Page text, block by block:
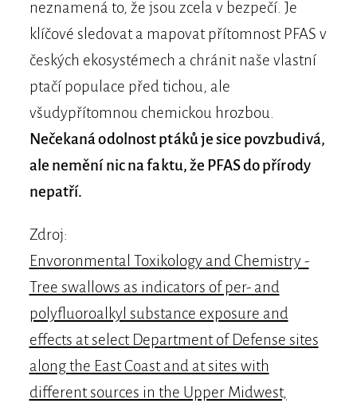
neznamená to, že jsou zcela v bezpečí. Je
klíčové sledovat a mapovat přítomnost PFAS v
českých ekosystémech a chránit naše vlastní
ptačí populace před tichou, ale
všudypřítomnou chemickou hrozbou.
Nečekaná odolnost ptáků je sice povzbudivá,
ale nemění nic na faktu, že PFAS do přírody
nepatří.
Zdroj:
Envoronmental Toxikology and Chemistry -
Tree swallows as indicators of per- and
polyfluoroalkyl substance exposure and
effects at select Department of Defense sites
along the East Coast and at sites with
different sources in the Upper Midwest,